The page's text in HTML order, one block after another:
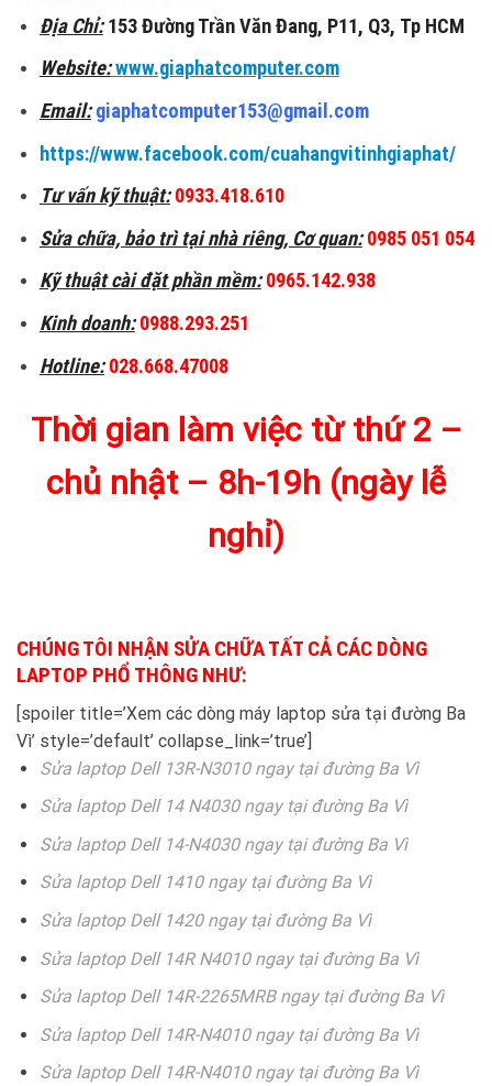
Địa Chỉ:153 Đường Trần Văn Đang, P11, Q3, Tp HCM
Website:www.giaphatcomputer.com
Email: giaphatcomputer153@gmail.com
https://www.facebook.com/cuahangvitinhgiaphat/
Tư vấn kỹ thuật: 0933.418.610
Sửa chữa, bảo trì tại nhà riêng, Cơ quan: 0985 051 054
Kỹ thuật cài đặt phần mềm: 0965.142.938
Kinh doanh: 0988.293.251
Hotline: 028.668.47008
Thời gian làm việc từ thứ 2 –
chủ nhật – 8h-19h (ngày lễ
nghỉ)
CHÚNG TÔI NHẬN SỬA CHỮA TẤT CẢ CÁC DÒNG
LAPTOP PHỔ THÔNG NHƯ:
[spoiler title=’Xem các dòng máy laptop sửa tại đường Ba
Vì’ style=’default’ collapse_link=’true’]
Sửa laptop Dell 13R-N3010 ngay tại đường Ba Vì
Sửa laptop Dell 14 N4030 ngay tại đường Ba Vì
Sửa laptop Dell 14-N4030 ngay tại đường Ba Vì
Sửa laptop Dell 1410 ngay tại đường Ba Vì
Sửa laptop Dell 1420 ngay tại đường Ba Vì
Sửa laptop Dell 14R N4010 ngay tại đường Ba Vì
Sửa laptop Dell 14R-2265MRB ngay tại đường Ba Vì
Sửa laptop Dell 14R-N4010 ngay tại đường Ba Vì
Sửa laptop Dell 14R-N4010 ngay tại đường Ba Vì